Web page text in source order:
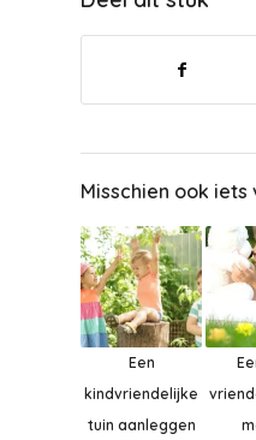
Misschien ook iets
Een
kindvriendelijke
tuin aanleggen